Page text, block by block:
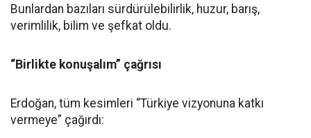
Bunlardan bazıları sürdürülebilirlik, huzur, barış,
verimlilik, bilim ve şefkat oldu.
“Birlikte konuşalım” çağrısı
Erdoğan, tüm kesimleri “Türkiye vizyonuna katkı
vermeye” çağırdı: